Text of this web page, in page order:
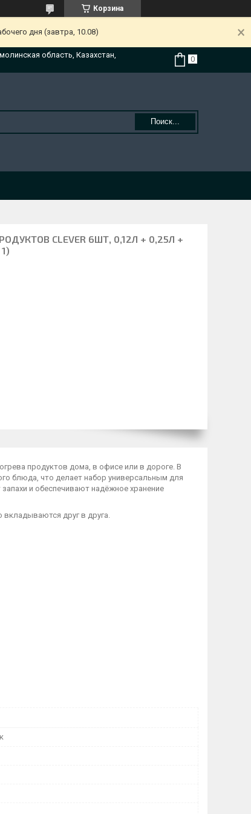
Корзина
дня (завтра, 10.08)
область, Казахстан,
Поиск...
CLEVER 6ШТ, 0,12Л + 0,25Л +
продуктов дома, в офисе или в дороге. В
блюда, что делает набор универсальным для
и обеспечивают надёжное хранение
друг в друга.